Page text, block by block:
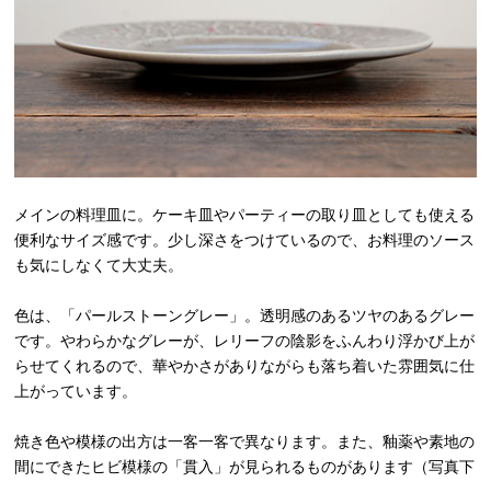
メインの料理皿に。ケーキ皿やパーティーの取り皿としても使える
便利なサイズ感です。少し深さをつけているので、お料理のソース
も気にしなくて大丈夫。
色は、「パールストーングレー」。透明感のあるツヤのあるグレー
です。やわらかなグレーが、レリーフの陰影をふんわり浮かび上が
らせてくれるので、華やかさがありながらも落ち着いた雰囲気に仕
上がっています。
焼き色や模様の出方は一客一客で異なります。また、釉薬や素地の
間にできたヒビ模様の「貫入」が見られるものがあります（写真下